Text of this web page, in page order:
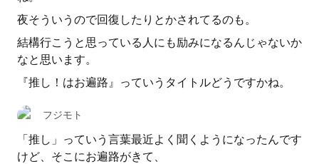
夜そういうので回復したりとかされてるのも。
結構行こうと思っている人にも励みになるんじゃないか
なと思います。
『推し！はお遍路』っていうタイトルどうですかね。
フジモト
「推し」っていう言葉最近よく聞くようになったんです
けど、そこにお遍路がきて、